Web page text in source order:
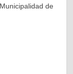
de